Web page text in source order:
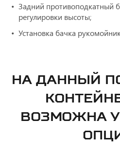
Задний противоподкатный
регулировки высоты;
Установка бачка
НА ДАННЫЙ
ВОЗМОЖНА